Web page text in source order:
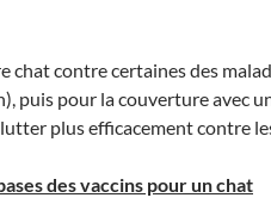
chat contre certaines des
pour la couverture avec
plus efficacement contre
des vaccins pour un chat